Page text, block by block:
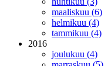
maaliskuu (6)
helmikuu (4)
tammikuu (4)
2016
joulukuu (4)